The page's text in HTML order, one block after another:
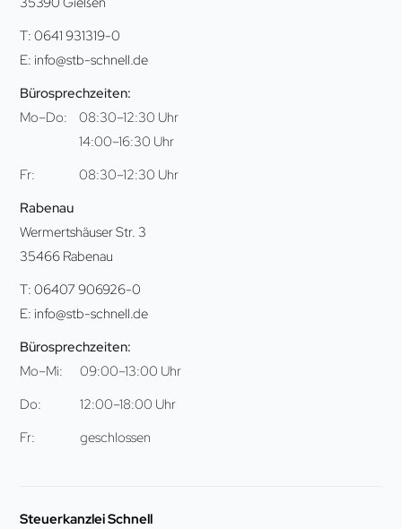
T: 0641 931319-0
E: info@stb-schnell.de
Bürosprechzeiten:
Mo–Do:
08:30–12:30 Uhr
14:00–16:30 Uhr
Fr:
08:30–12:30 Uhr
Rabenau
Wermertshäuser Str. 3
35466 Rabenau
T: 06407 906926-0
E: info@stb-schnell.de
Bürosprechzeiten:
Mo–Mi:
09:00–13:00 Uhr
Do:
12:00–18:00 Uhr
Fr:
geschlossen
Steuerkanzlei Schnell